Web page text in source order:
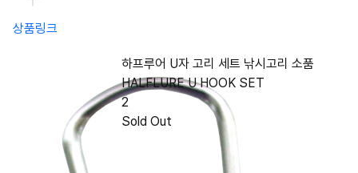
상품링크
하프루어 U자 고리 세트 낚시고리 소품
HALFLURE U HOOK SET
2
Sold Out